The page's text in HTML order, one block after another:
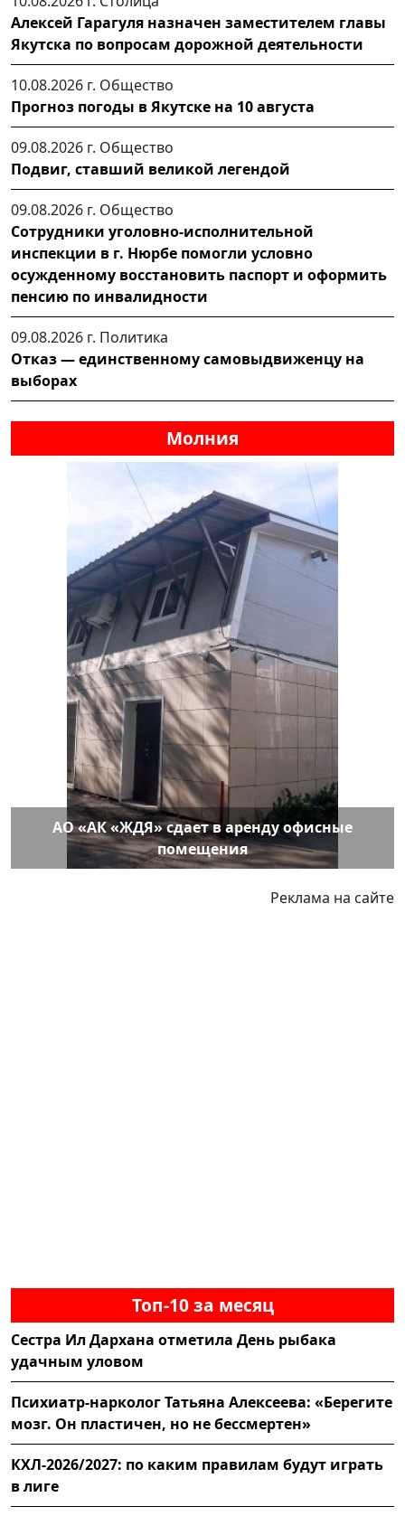
Алексей Гарагуля назначен заместителем главы
Якутска по вопросам дорожной деятельности
10.08.2026 г. Общество
Прогноз погоды в Якутске на 10 августа
09.08.2026 г. Общество
Подвиг, ставший великой легендой
09.08.2026 г. Общество
Сотрудники уголовно-исполнительной
инспекции в г. Нюрбе помогли условно
осужденному восстановить паспорт и оформить
пенсию по инвалидности
09.08.2026 г. Политика
Отказ — единственному самовыдвиженцу на
выборах
Молния
АО «АК «ЖДЯ» сдает в аренду офисные
помещения
Реклама на сайте
Топ-10 за месяц
Сестра Ил Дархана отметила День рыбака
удачным уловом
Психиатр-нарколог Татьяна Алексеева: «Берегите
мозг. Он пластичен, но не бессмертен»
КХЛ-2026/2027: по каким правилам будут играть
в лиге